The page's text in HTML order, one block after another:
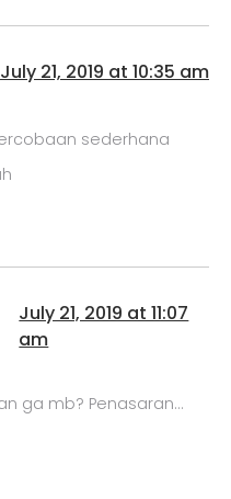
July 21, 2019 at 10:35 am
sederhana
July 21, 2019 at 11:07
am
ga mb? Penasaran…